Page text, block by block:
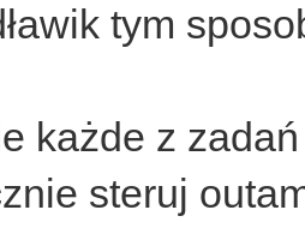
tym
każde z
steruj